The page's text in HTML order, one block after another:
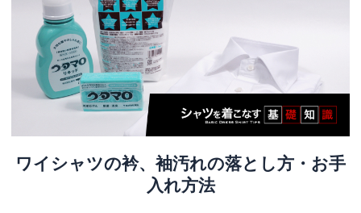
ワイシャツの衿、袖汚れの落とし方・お手
入れ方法